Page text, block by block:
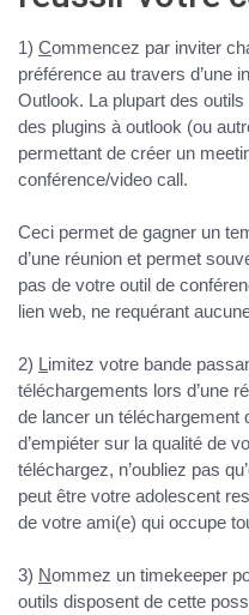
1) Commencez par inviter
préférence au travers d’une
Outlook. La plupart des outils
des plugins à outlook (ou
permettant de créer un
conférence/video call.
Ceci permet de gagner un
d’une réunion et permet
pas de votre outil de
lien web, ne requérant
2) Limitez votre bande
téléchargements lors d’une
de lancer un téléchargement
d’empiéter sur la qualité de
téléchargez, n’oubliez pas
peut être votre adolescent
de votre ami(e) qui occupe
3) Nommez un timekeeper
outils disposent de cette